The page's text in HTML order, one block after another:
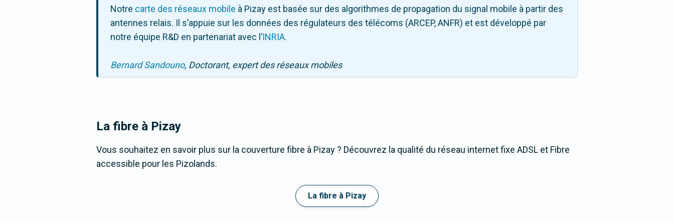
Notre carte des réseaux mobile à Pizay est basée sur des algorithmes de propagation du signal mobile à partir des
antennes relais. Il s’appuie sur les données des régulateurs des télécoms (ARCEP, ANFR) et est développé par
notre équipe R&D en partenariat avec l ’INRIA.
Bernard Sandouno, Doctorant, expert des réseaux mobiles
La fibre à Pizay
Vous souhaitez en savoir plus sur la couverture fibre à Pizay ? Découvrez la qualité du réseau internet fixe ADSL et Fibre
accessible pour les Pizolands.
La fibre à Pizay